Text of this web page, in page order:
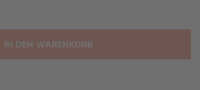
IN DEN WARENKORB